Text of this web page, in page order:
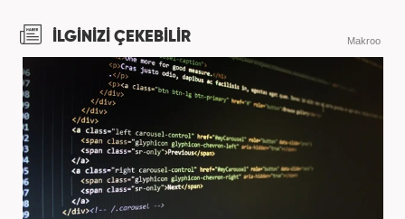
İLGİNİZİ ÇEKEBİLİR Makroo